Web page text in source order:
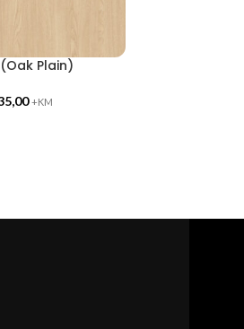
Plain)
+KM